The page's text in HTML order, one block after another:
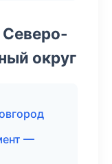
Северо-
округ
—